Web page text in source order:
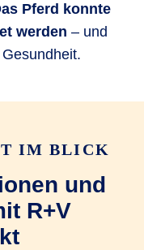
Pferd konnte
werden – und
IM BLICK
und
R+V